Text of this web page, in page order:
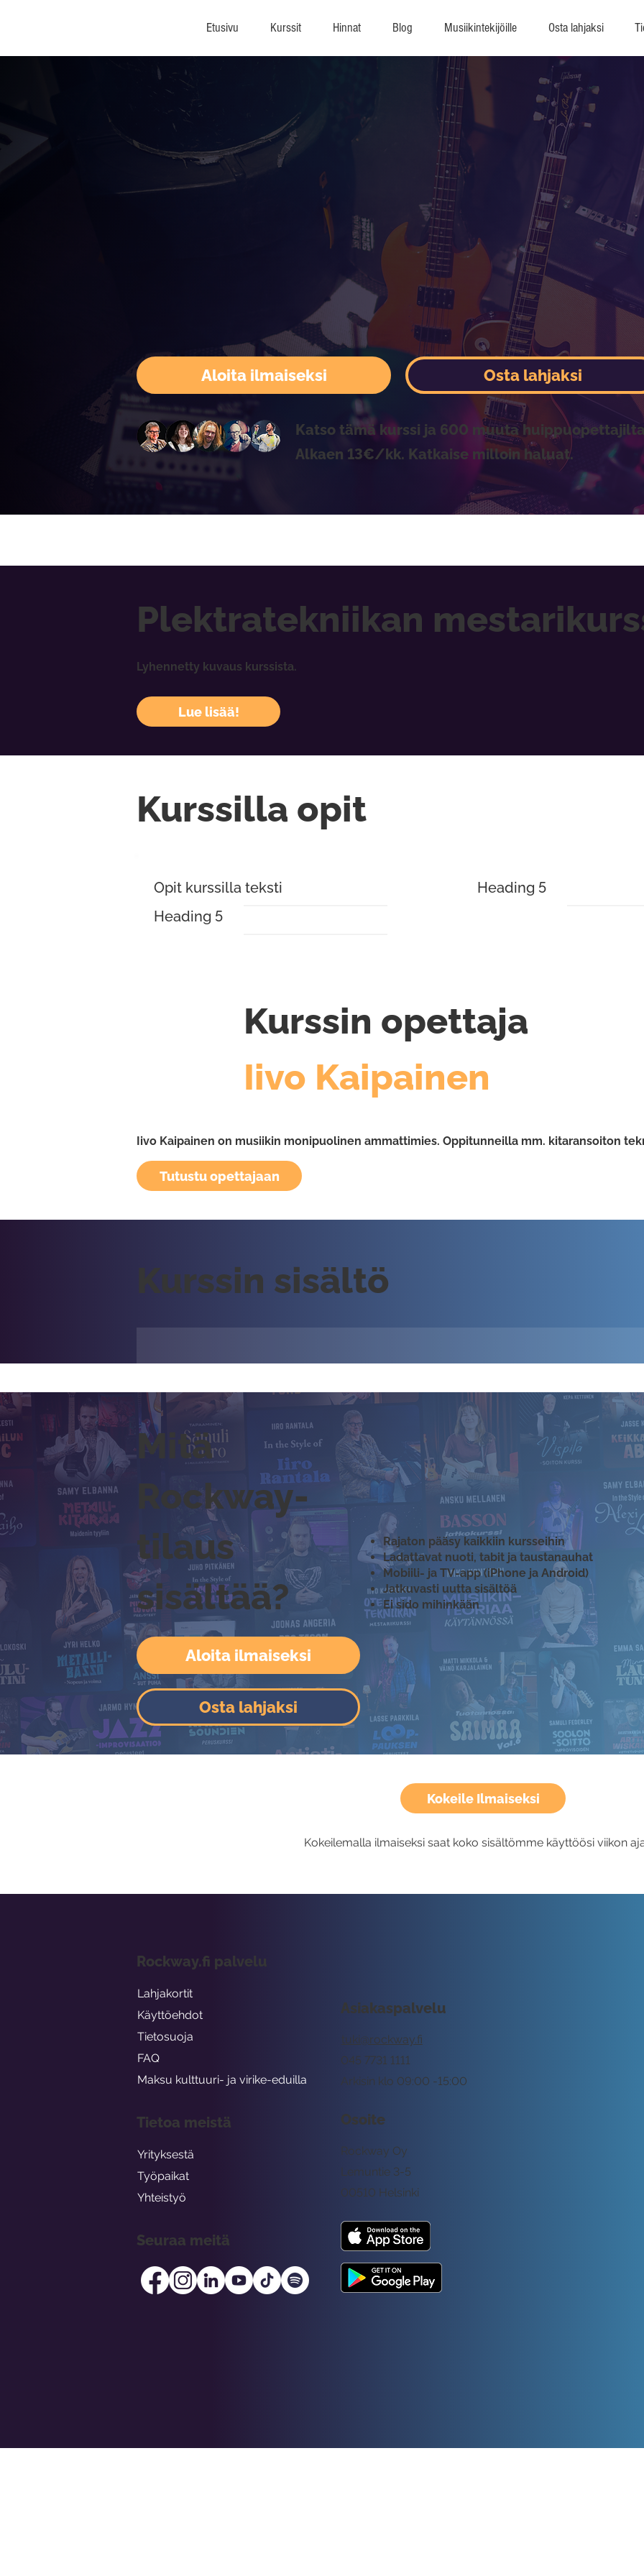
Etusivu Kurssit Hinnat Blog Musiikintekijöille Osta lahjaksi
Aloita ilmaiseksi
Katso tämä kurssi ja 600 muuta
Alkaen 13€/kk. Katkaise milloin haluat.
Osta lahjaksi
Plektratekniikan
Lyhennetty kuvaus kurssista.
Lue lisää!
Kurssilla opit
Opit kurssilla teksti
Heading 5
Heading 5
Kurssin opettaja
Iivo Kaipainen
Iivo Kaipainen on musiikin monipuolinen ammattimies. Oppitunneilla mm. kitaransoiton
Tutustu opettajaan
Kurssin sisältö
Mitä
Rockway-
tilaus
sisältää?
Aloita ilmaiseksi
Osta lahjaksi
Rajaton pääsy kaikkiin kursseihin
Ladattavat nuoti, tabit ja taustanauhat
Mobiili- ja TV-app (iPhone ja Android)
Jatkuvasti uutta sisältöä
Ei sido mihinkään
Kokeile Ilmaiseksi
Kokeilemalla ilmaiseksi saat koko sisältömme käyttöösi viikon
Asiakaspalvelu
tuki@rockway.fi
Arkisin klo 09:00 -15:00
045 7731 1111
Osoite
Rockway Oy
Lemuntie 3-5
00510 Helsinki
Rockway.fi palvelu
Lahjakortit
Käyttöehdot
Tietosuoja
FAQ
Maksu kulttuuri- ja virike-eduilla
Tietoa meistä
Yrityksestä
Työpaikat
Yhteistyö
Seuraa meitä